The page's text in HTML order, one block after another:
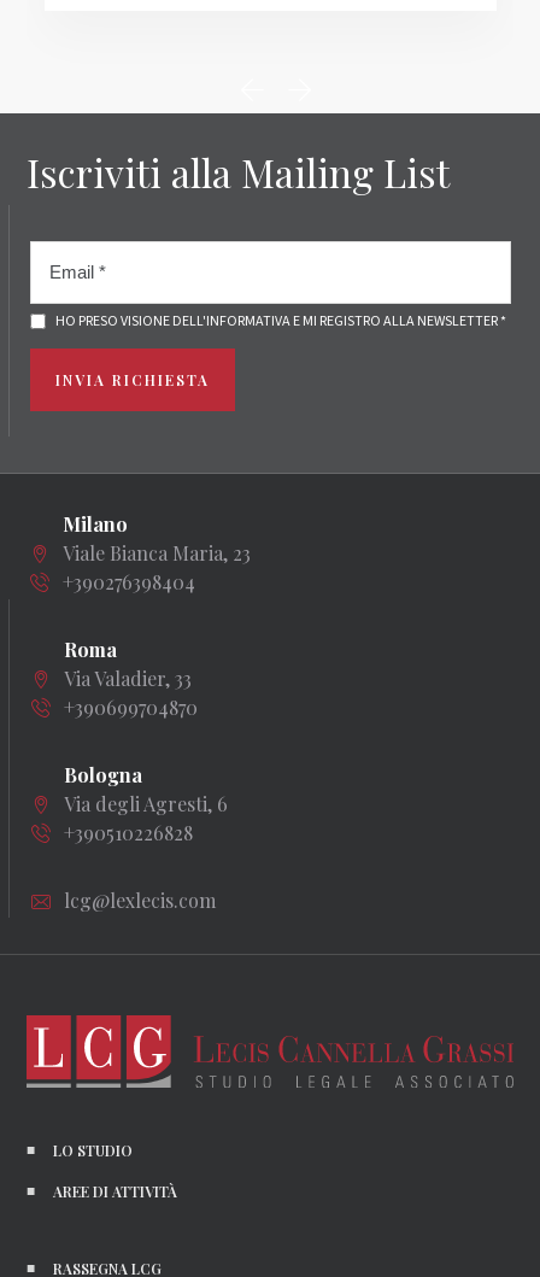
Iscriviti alla Mailing List
HO PRESO VISIONE DELL'INFORMATIVA E MI REGISTRO ALLA NEWSLETTER *
INVIA RICHIESTA
Milano
Viale Bianca Maria, 23
+390276398404
Roma
Via Valadier, 33
+390699704870
Bologna
Via degli Agresti, 6
+390510226828
lcg@lexlecis.com
LO STUDIO
AREE DI ATTIVITÀ
RASSEGNA LCG